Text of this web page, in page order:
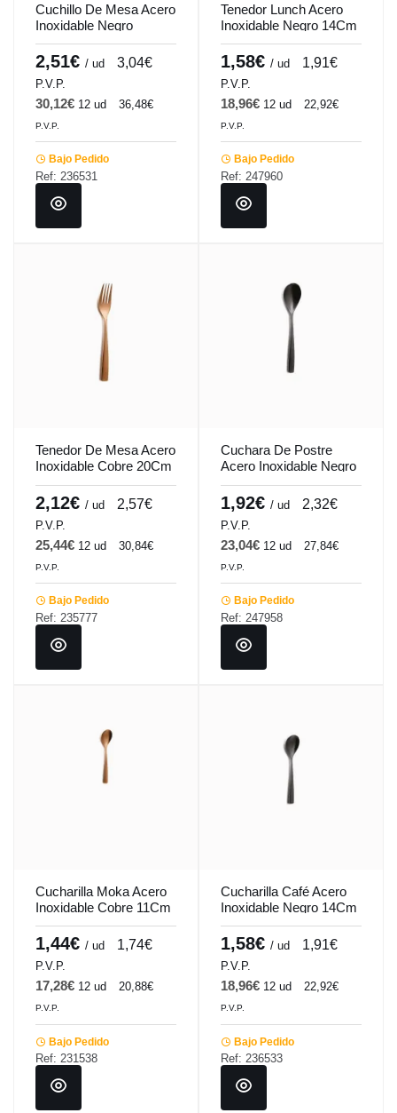
Cuchillo De Mesa Acero
Inoxidable Negro
22.1Cm Barcelona
Colors Comas
2,51€ / ud 3,04€
P.V.P.
30,12€ 12 ud 36,48€
P.V.P.
Bajo Pedido
Ref: 236531
Tenedor Lunch Acero
Inoxidable Negro 14Cm
Barcelona Colors
Comas
1,58€ / ud 1,91€
P.V.P.
18,96€ 12 ud 22,92€
P.V.P.
Bajo Pedido
Ref: 247960
Tenedor De Mesa Acero
Inoxidable Cobre 20Cm
Barcelona Colors
Comas
2,12€ / ud 2,57€
P.V.P.
25,44€ 12 ud 30,84€
P.V.P.
Bajo Pedido
Ref: 235777
Cuchara De Postre
Acero Inoxidable Negro
18.3Cm Barcelona
Colors Comas
1,92€ / ud 2,32€
P.V.P.
23,04€ 12 ud 27,84€
P.V.P.
Bajo Pedido
Ref: 247958
Cucharilla Moka Acero
Inoxidable Cobre 11Cm
Barcelona Colors
Comas
1,44€ / ud 1,74€
P.V.P.
17,28€ 12 ud 20,88€
P.V.P.
Bajo Pedido
Ref: 231538
Cucharilla Café Acero
Inoxidable Negro 14Cm
Barcelona Colors
Comas
1,58€ / ud 1,91€
P.V.P.
18,96€ 12 ud 22,92€
P.V.P.
Bajo Pedido
Ref: 236533